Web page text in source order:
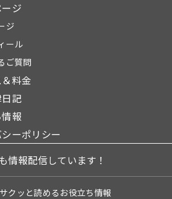
ジ
ジ
ール
ご質問
料金
記
報
ーポリシー
情報配信しています！
サクッと読めるお役立ち情報